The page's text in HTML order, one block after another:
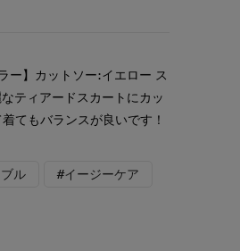
ー】カットソー:イエロー ス
ティアードスカートにカッ
てもバランスが良いです！
ル #イージーケア